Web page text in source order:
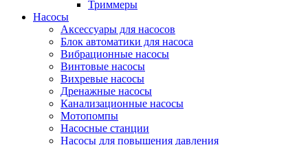
Триммеры
Насосы
Аксессуары для насосов
Блок автоматики для насоса
Вибрационные насосы
Винтовые насосы
Вихревые насосы
Дренажные насосы
Канализационные насосы
Мотопомпы
Насосные станции
Насосы для повышения давления